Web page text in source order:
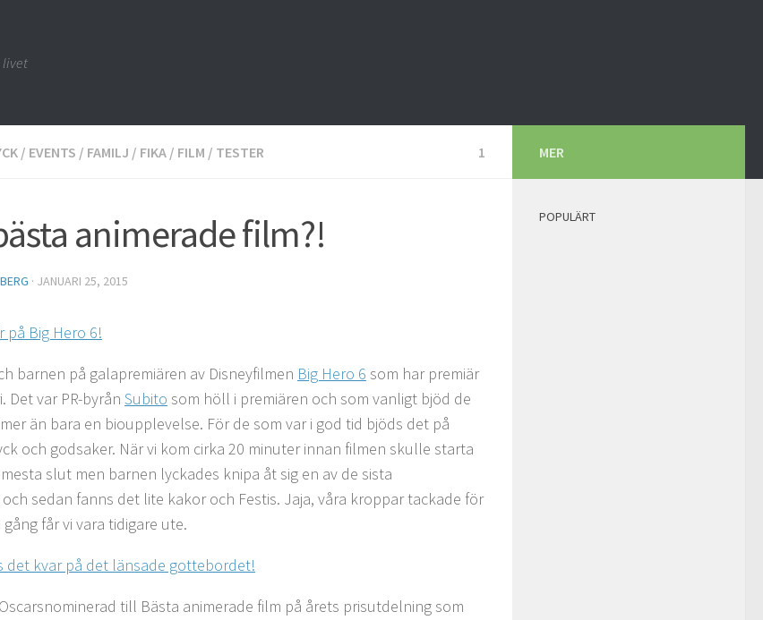
livet
/ EVENTS / FAMILJ / FIKA / FILM / TESTER 1
animerade film?!
· JANUARI 25, 2015
barnen på galapremiären av Disneyfilmen Big Hero 6 som har premiär
Det var PR-byrån Subito som höll i premiären och som vanligt bjöd de
än bara en bioupplevelse. För de som var i god tid bjöds det på
och godsaker. När vi kom cirka 20 minuter innan filmen skulle starta
slut men barnen lyckades knipa åt sig en av de sista
sedan fanns det lite kakor och Festis. Jaja, våra kroppar tackade för
får vi vara tidigare ute.
till Bästa animerade film på årets prisutdelning som
MER
POPULÄRT